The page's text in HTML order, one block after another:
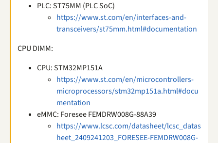
PLC: ST75MM (PLC SoC)
https://www.st.com/en/interfaces-and-
transceivers/st75mm.html#documentation
CPU DIMM:
CPU: STM32MP151A
https://www.st.com/en/microcontrollers-
microprocessors/stm32mp151a.html#docu
mentation
eMMC: Foresee FEMDRW008G-88A39
https://www.lcsc.com/datasheet/lcsc_datas
heet_2409241203_FORESEE-FEMDRW008G-